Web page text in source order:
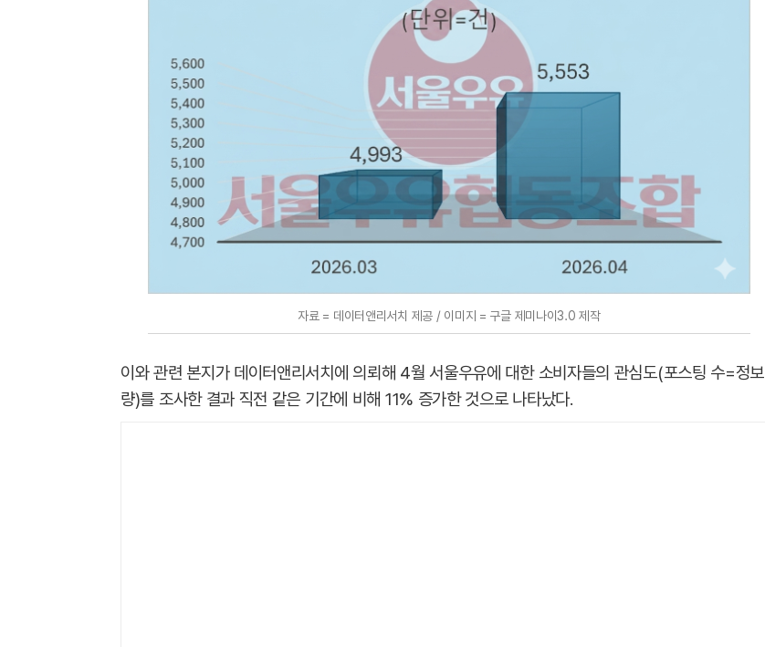
자료 = 데이터앤리서치 제공 / 이미지 = 구글 제미나이3.0 제작
이와 관련 본지가 데이터앤리서치에 의뢰해 4월 서울우유에 대한 소비자들의 관심도(포스팅 수=정보
량)를 조사한 결과 직전 같은 기간에 비해 11% 증가한 것으로 나타났다.